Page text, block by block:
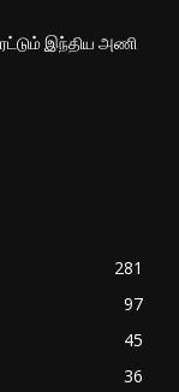
இந்திய அணி
281
97
45
36